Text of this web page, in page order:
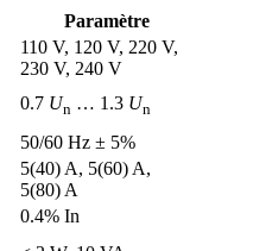
Paramètre
110 V, 120 V, 220 V,
230 V, 240 V
0.7 Un … 1.3 Un
50/60 Hz ± 5%
5(40) A, 5(60) A,
5(80) A
0.4% In